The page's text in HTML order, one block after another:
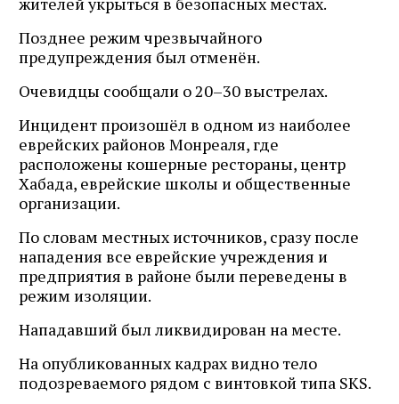
Позднее режим чрезвычайного
предупреждения был отменён.
Очевидцы сообщали о 20–30 выстрелах.
Инцидент произошёл в одном из наиболее
еврейских районов Монреаля, где
расположены кошерные рестораны, центр
Хабада, еврейские школы и общественные
организации.
По словам местных источников, сразу после
нападения все еврейские учреждения и
предприятия в районе были переведены в
режим изоляции.
Нападавший был ликвидирован на месте.
На опубликованных кадрах видно тело
подозреваемого рядом с винтовкой типа SKS.